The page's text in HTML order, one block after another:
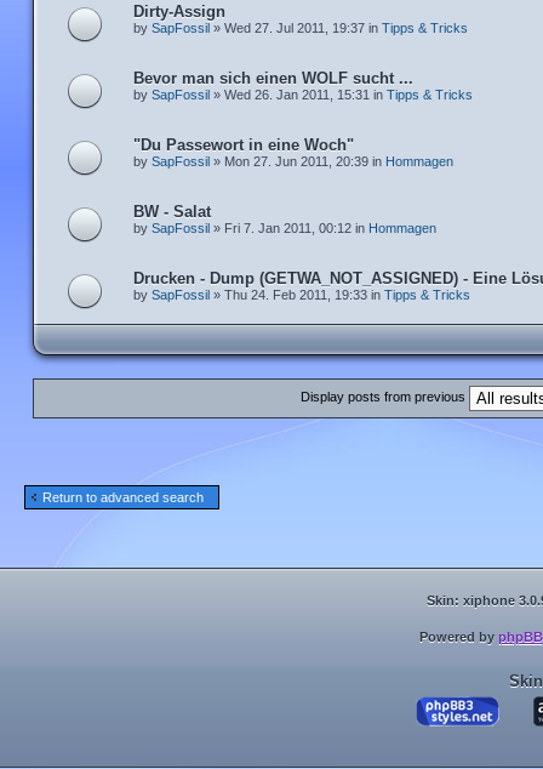
Dirty-Assign
by SapFossil » Wed 27. Jul 2011, 19:37 in Tipps & Tricks
Bevor man sich einen WOLF sucht ...
by SapFossil » Wed 26. Jan 2011, 15:31 in Tipps & Tricks
"Du Passewort in eine Woch"
by SapFossil » Mon 27. Jun 2011, 20:39 in Hommagen
BW - Salat
by SapFossil » Fri 7. Jan 2011, 00:12 in Hommagen
Drucken - Dump (GETWA_NOT_ASSIGNED) - Eine
by SapFossil » Thu 24. Feb 2011, 19:33 in Tipps & Tricks
Display posts from previous
Return to advanced search
Skin: xiphone
Powered by phpBB